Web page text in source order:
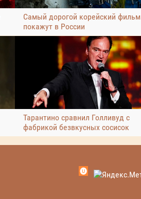
Самый дорогой корейский фильм
покажут в России
Тарантино сравнил Голливуд с
фабрикой безвкусных сосисок